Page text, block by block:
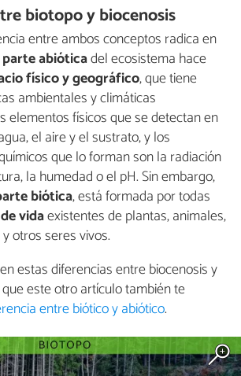
biotopo y biocenosis
entre ambos conceptos radica en
abióticadel ecosistema hace
físico y geográfico, que tiene
ambientales y climáticas
elementos físicos que se detectan en
el aire y el sustrato, y los
que lo forman son la radiación
la humedad o el pH. Sin embargo,
biótica, está formada por todas
vidaexistentes de plantas, animales,
otros seres vivos.
estas diferencias entre biocenosis y
este otro artículo también te
entre biótico y abiótico.